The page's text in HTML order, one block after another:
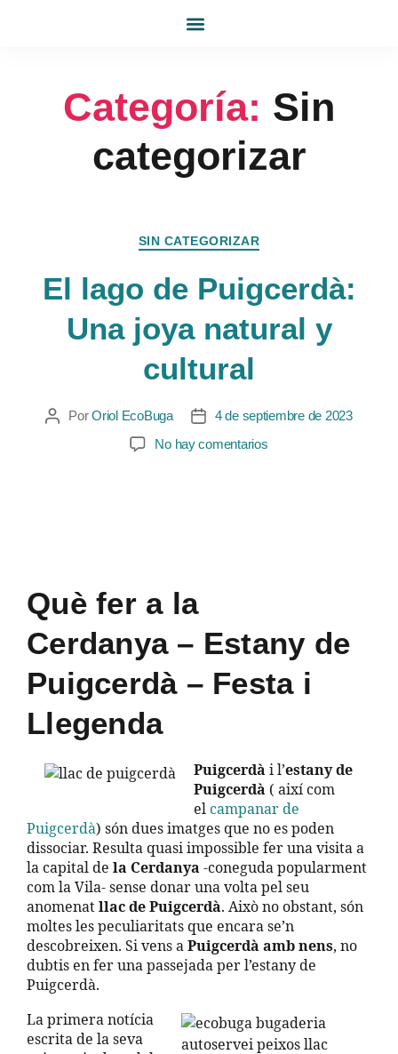
Categoría: Sin
categorizar
SIN CATEGORIZAR
El lago de Puigcerdà:
Una joya natural y
cultural
PorOriol EcoBuga
4 de septiembre de 2023
No hay comentarios
Què fer a la
Cerdanya– Estany de
Puigcerdà– Festa i
Llegenda
Puigcerdà i l’estany de
Puigcerdà ( així com
el campanar de
Puigcerdà) són dues imatges que no es poden
dissociar. Resulta quasi impossible fer una visita a
la capital de la Cerdanya -coneguda popularment
com la Vila- sense donar una volta pel seu
anomenat llac de Puigcerdà. Això no obstant, són
moltes les peculiaritats que encara se’n
descobreixen. Si vens a Puigcerdà amb nens, no
dubtis en fer una passejada per l’estany de
Puigcerdà.
La primera notícia
escrita de la seva